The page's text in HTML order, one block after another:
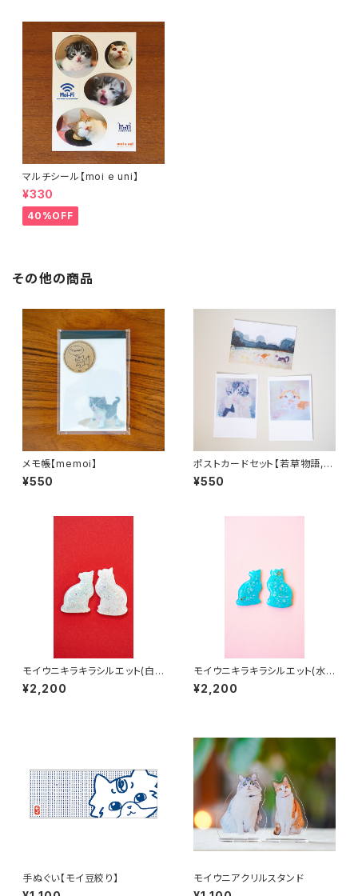
マルチシール【moi e uni】
¥330
40%OFF
その他の商品
メモ帳【memoi】
¥550
ポストカードセット【若草物語,
出っぱなしの爪, おなかの上で】
¥550
モイウニキラキラシルエット(白オ
パール)
¥2,200
モイウニキラキラシルエット(水
色オパール)
¥2,200
手ぬぐい【モイ豆絞り】 モイウニアクリルスタンド